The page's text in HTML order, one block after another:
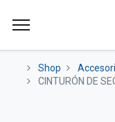
Shop
CINTURÓN DE